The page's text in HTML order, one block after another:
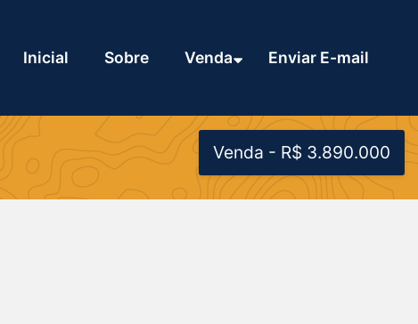
Inicial Sobre Venda Enviar E-mail
Venda - R$ 3.890.000